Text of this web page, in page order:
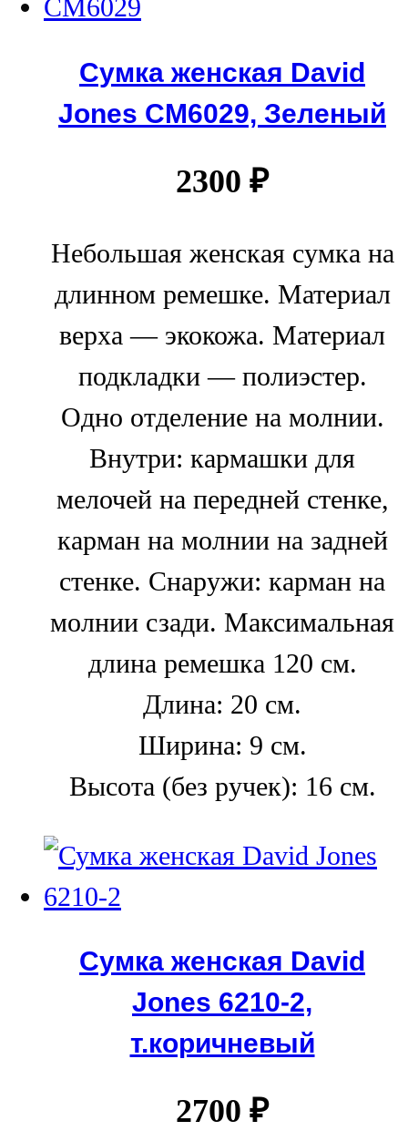
Сумка женская David
Jones CM6029, Зеленый
2300 ₽
Небольшая женская сумка на
длинном ремешке. Материал
верха — экокожа. Материал
подкладки — полиэстер.
Одно отделение на молнии.
Внутри: кармашки для
мелочей на передней стенке,
карман на молнии на задней
стенке. Снаружи: карман на
молнии сзади. Максимальная
длина ремешка 120 см.
Длина: 20 см.
Ширина: 9 см.
Высота (без ручек): 16 см.
Сумка женская David
Jones 6210-2,
т.коричневый
2700 ₽